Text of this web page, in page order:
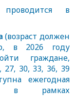
в
(возраст должен
в 2026 году
граждане,
27, 30, 33, 36, 39
ежегодная
в рамках